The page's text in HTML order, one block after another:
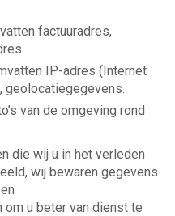
factuuradres,
IP-adres (Internet
geolocatiegegevens.
van de omgeving rond
die wij u in het verleden
wij bewaren gegevens
u beter van dienst te